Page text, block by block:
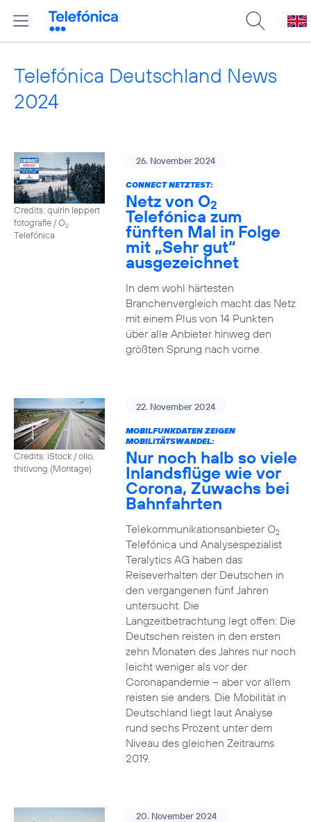
Telefónica Deutschland News
2024
Credits: quirin leppert
fotografie / O2
Telefónica
26. November 2024
CONNECT NETZTEST:
Netz von O2
Telefónica zum
fünften Mal in Folge
mit „Sehr gut“
ausgezeichnet
In dem wohl härtesten
Branchenvergleich macht das Netz
mit einem Plus von 14 Punkten
über alle Anbieter hinweg den
größten Sprung nach vorne.
Credits: iStock / ollo,
thitivong (Montage)
22. November 2024
MOBILFUNKDATEN ZEIGEN
MOBILITÄTSWANDEL:
Nur noch halb so viele
Inlandsflüge wie vor
Corona, Zuwachs bei
Bahnfahrten
Telekommunikationsanbieter O2
Telefónica und Analysespezialist
Teralytics AG haben das
Reiseverhalten der Deutschen in
den vergangenen fünf Jahren
untersucht. Die
Langzeitbetrachtung legt offen: Die
Deutschen reisten in den ersten
zehn Monaten des Jahres nur noch
leicht weniger als vor der
Coronapandemie – aber vor allem
reisten sie anders. Die Mobilität in
Deutschland liegt laut Analyse
rund sechs Prozent unter dem
Niveau des gleichen Zeitraums
2019.
20. November 2024